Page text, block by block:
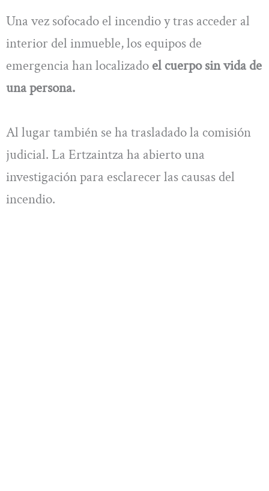
Una vez sofocado el incendio y tras acceder al
interior del inmueble, los equipos de
emergencia han localizado el cuerpo sin vida de
una persona.
Al lugar también se ha trasladado la comisión
judicial. La Ertzaintza ha abierto una
investigación para esclarecer las causas del
incendio.